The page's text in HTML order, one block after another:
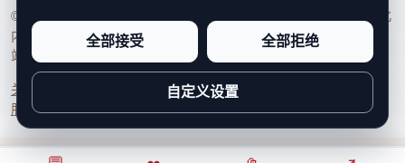
© 2026 新欧洲·欧洲头条. All Rights Reserved. 本网站持续优化
内容透明度、联系方式与用户权利说明，以提升品牌信任感和
站点完整度。
关于我们 编辑规范日期归档隐私政策
服务条款联系我们
全部接受 全部拒绝
自定义设置